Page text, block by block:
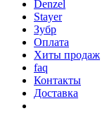
Denzel
Stayer
Зубр
Оплата
Хиты продаж
faq
Контакты
Доставка